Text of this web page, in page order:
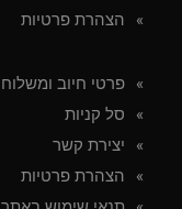
הצהרת פרטיות
פרטי חיוב ומשלוח
סל קניות
יצירת קשר
הצהרת פרטיות